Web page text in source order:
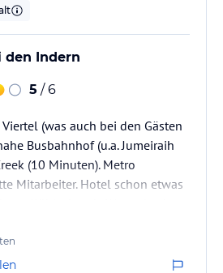
des jeweiligen Veranstalters.
den Indern
5 / 6
(was auch bei den Gästen
Busbahnhof (u.a. Jumeiraih
(10 Minuten). Metro
Mitarbeiter. Hotel schon etwas
preiswert. Ich fand die Lage gut
Shop.
lassen sich nicht öffnen.